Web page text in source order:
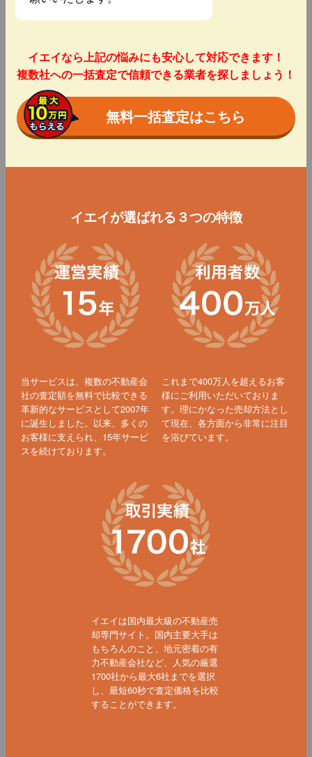
イエイなら上記の悩みにも安心して対応できます！
複数社への一括査定で信頼できる業者を探しましょう！
無料一括査定はこちら
イエイが選ばれる３つの特徴
当サービスは、複数の不動産会
社の査定額を無料で比較できる
革新的なサービスとして2007年
に誕生しました。以来、多くの
お客様に支えられ、15年サービ
スを続けております。
これまで400万人を超えるお客
様にご利用いただいておりま
す。理にかなった売却方法とし
て現在、各方面から非常に注目
を浴びています。
イエイは国内最大級の不動産売
却専門サイト。国内主要大手は
もちろんのこと、地元密着の有
力不動産会社など、人気の厳選
1700社から最大6社までを選択
し、最短60秒で査定価格を比較
することができます。